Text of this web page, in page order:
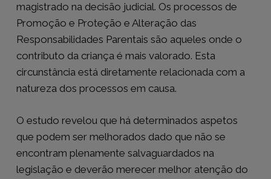
magistrado na decisão judicial. Os processos de
Promoção e Proteção e Alteração das
Responsabilidades Parentais são aqueles onde o
contributo da criança é mais valorado. Esta
circunstância está diretamente relacionada com a
natureza dos processos em causa.
O estudo revelou que há determinados aspetos
que podem ser melhorados dado que não se
encontram plenamente salvaguardados na
legislação e deverão merecer melhor atenção do